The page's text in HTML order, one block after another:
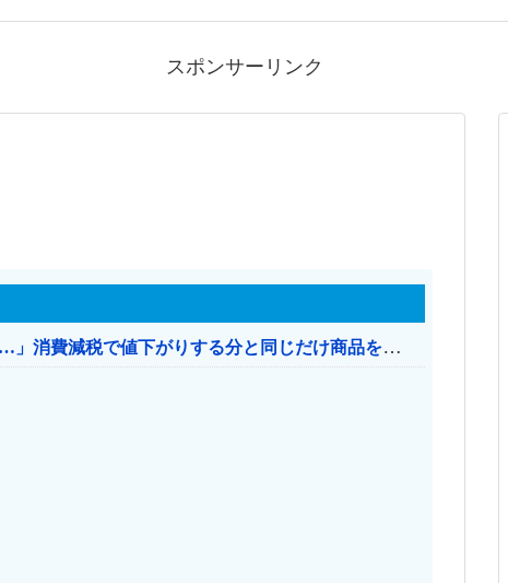
スポンサーリンク
【消費税率1％】 「下げるのが筋なんですけど…」消費減税で値下がりする分と同じだけ商品を値上げして店頭価格を変えない店も